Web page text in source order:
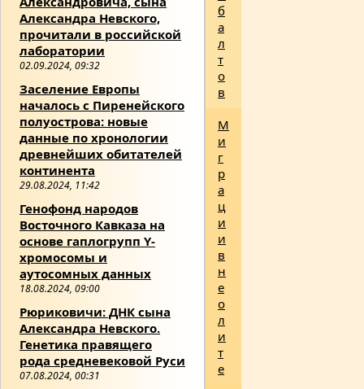
Александра Невского,
прочитали в российской
лаборатории
02.09.2024, 09:32
Заселение Европы
началось с Пиренейского
полуострова: новые
данные по хронологии
древнейших обитателей
континента
29.08.2024, 11:42
Генофонд народов
Восточного Кавказа на
основе гаплогрупп Y-
хромосомы и
аутосомных данных
18.08.2024, 09:00
Рюриковичи: ДНК сына
Александра Невского.
Генетика правящего
рода средневековой Руси
07.08.2024, 00:31
б
а
л
т
о
в
М
и
г
р
а
ц
и
и
в
н
е
о
л
и
т
е